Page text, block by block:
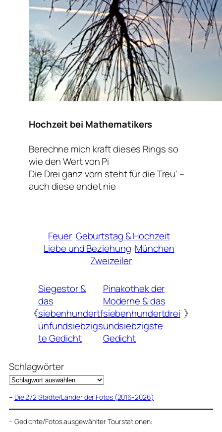
Hochzeit bei Mathematikers
Berechne mich kraft dieses Rings so
wie den Wert von Pi
Die Drei ganz vorn steht für die Treu‘ –
auch diese endet nie
Feuer Geburtstag & Hochzeit
Liebe und Beziehung München
Zweizeiler
《
Siegestor &
das
siebenhundertf
ünfundsiebzigs
te Gedicht
Pinakothek der
Moderne & das
siebenhundertdrei
undsiebzigste
Gedicht
》
Schlagwörter
– Die 272 Städte/Länder der Fotos (2016-2026)
– Gedichte/Fotos ausgewählter Tourstationen: